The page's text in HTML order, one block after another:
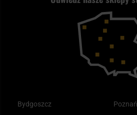
Reklamacje i gwarancja
Bydgoszcz Poznań
Plecak ewakuacyjny preppersa